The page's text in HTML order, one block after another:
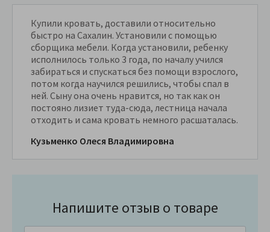
Купили кровать, доставили относительно
быстро на Сахалин. Установили с помощью
сборщика мебели. Когда установили, ребенку
исполнилось только 3 года, по началу учился
забираться и спускаться без помощи взрослого,
потом когда научился решились, чтобы спал в
ней. Сыну она очень нравится, но так как он
постояно лизиет туда-сюда, лестница начала
отходить и сама кровать немного расшаталась.
Кузьменко Олеся Владимировна
Напишите отзыв о товаре